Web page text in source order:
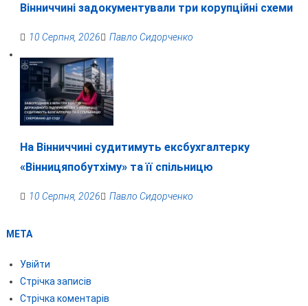
Вінниччині задокументували три корупційні схеми
10 Серпня, 2026 Павло Сидорченко
На Вінниччині судитимуть ексбухгалтерку
«Вінницяпобутхіму» та її спільницю
10 Серпня, 2026 Павло Сидорченко
МЕТА
Увійти
Стрічка записів
Стрічка коментарів